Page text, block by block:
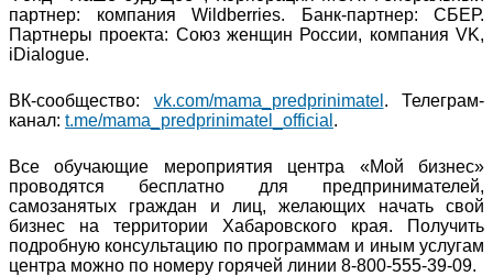
партнер: компания Wildberries. Банк-партнер: СБЕР.
Партнеры проекта: Союз женщин России, компания VK,
iDialogue.
ВК-сообщество: vk.com/mama_predprinimatel . Телеграм-
канал: t.me/mama_predprinimatel_official .
Все обучающие мероприятия центра «Мой бизнес»
проводятся бесплатно для предпринимателей,
самозанятых граждан и лиц, желающих начать свой
бизнес на территории Хабаровского края. Получить
подробную консультацию по программам и иным услугам
центра можно по номеру горячей линии 8-800-555-39-09.